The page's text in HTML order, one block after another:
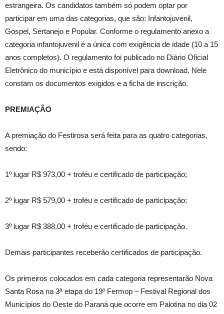
estrangeira. Os candidatos também só podem optar por
participar em uma das categorias, que são: Infantojuvenil,
Gospel, Sertanejo e Popular. Conforme o regulamento anexo a
categoria infantojuvenil é a única com exigência de idade (10 a 15
anos completos). O regulamento foi publicado no Diário Oficial
Eletrônico do município e está disponível para download. Nele
constam os documentos exigidos e a ficha de inscrição.
PREMIAÇÃO
A premiação do Festirosa será feita para as quatro categorias,
sendo:
1º lugar R$ 973,00 + troféu e certificado de participação;
2º lugar R$ 579,00 + troféu e certificado de participação;
3º lugar R$ 388,00 + troféu e certificado de participação.
Demais participantes receberão certificados de participação.
Os primeiros colocados em cada categoria representarão Nova
Santa Rosa na 3ª etapa do 19º Fermop – Festival Regional dos
Municípios do Oeste do Paraná que ocorre em Palotina no dia 02